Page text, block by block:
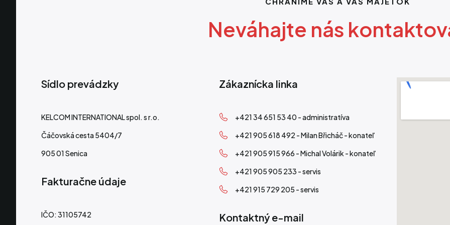
Neváhajte nás
Sídlo prevádzky
KELCOM INTERNATIONAL spol. s r.o.
Čáčovská cesta 5404/7
905 01 Senica
Fakturačne údaje
IČO: 31105742
Zákaznícka linka
+421 34 651 53 40 - administratíva
+421 905 618 492 - Milan Břicháč - konateľ
+421 905 915 966 - Michal Volárik - konateľ
+421 905 905 233 - servis
+421 915 729 205 - servis
Kontaktný e-mail